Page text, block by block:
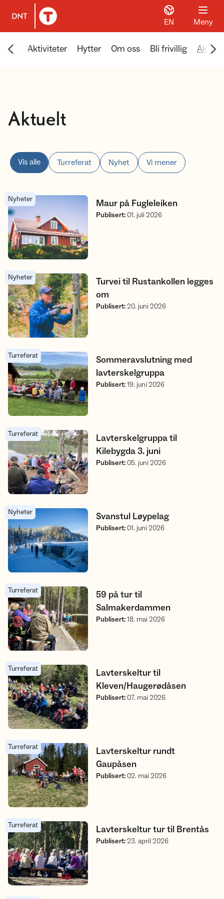
Til DNT.no forside
EN Meny
Scroll menyen mot venstre
Aktiviteter Hytter Om oss Bli frivillig Aktuelt
Aktuelt
Vis alle Turreferat Nyhet Vi mener
Maur på Fugleleiken
Nyheter
Publisert:01. juli 2026
Maur på Fugleleiken
Turvei til Rustankollen legges om
Nyheter
Publisert:20. juni 2026
Turvei til Rustankollen legges
om
Sommeravslutning med lavterskelgruppa
Turreferat
Publisert:19. juni 2026
Sommeravslutning med
lavterskelgruppa
Lavterskelgruppa til Kilebygda 3. juni
Turreferat
Publisert:05. juni 2026
Lavterskelgruppa til
Kilebygda 3. juni
Svanstul Løypelag
Nyheter
Publisert:01. juni 2026
Svanstul Løypelag
59 på tur til Salmakerdammen
Turreferat
Publisert:18. mai 2026
59 på tur til
Salmakerdammen
Lavterskeltur til Kleven/Haugerødåsen
Turreferat
Publisert:07. mai 2026
Lavterskeltur til
Kleven/Haugerødåsen
Lavterskeltur rundt Gaupåsen
Turreferat
Publisert:02. mai 2026
Lavterskeltur rundt
Gaupåsen
Lavterskeltur tur til Brentås
Turreferat
Publisert:23. april 2026
Lavterskeltur tur til Brentås